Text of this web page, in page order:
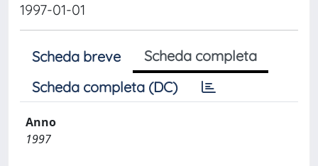
1997-01-01
Scheda breve
Scheda completa
Scheda completa (DC)
Anno
1997